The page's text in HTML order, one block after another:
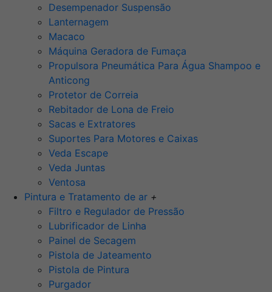
Desempenador Suspensão
Lanternagem
Macaco
Máquina Geradora de Fumaça
Propulsora Pneumática Para Água Shampoo e
Anticong
Protetor de Correia
Rebitador de Lona de Freio
Sacas e Extratores
Suportes Para Motores e Caixas
Veda Escape
Veda Juntas
Ventosa
Pintura e Tratamento de ar +
Filtro e Regulador de Pressão
Lubrificador de Linha
Painel de Secagem
Pistola de Jateamento
Pistola de Pintura
Purgador